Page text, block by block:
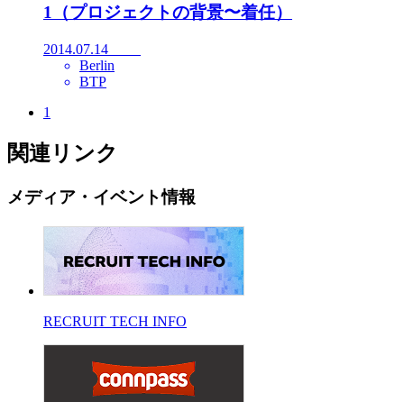
1（プロジェクトの背景〜着任）
2014.07.14
Berlin
BTP
1
関連リンク
メディア・イベント情報
RECRUIT TECH INFO